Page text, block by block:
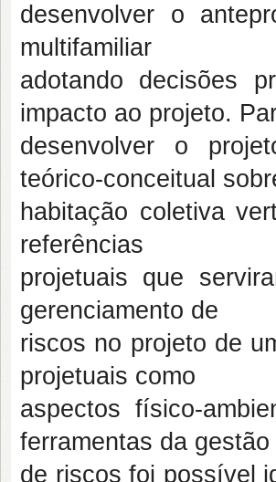
desenvolver o
multifamiliar
adotando decisões
impacto ao projeto.
desenvolver o
teórico-conceitual
habitação coletiva
referências
projetuais que
gerenciamento de
riscos no projeto de
projetuais como
aspectos físico-
ferramentas da gestão
de riscos foi possível